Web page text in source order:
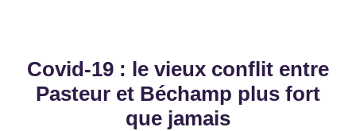
Covid-19 : le vieux conflit entre
Pasteur et Béchamp plus fort
que jamais